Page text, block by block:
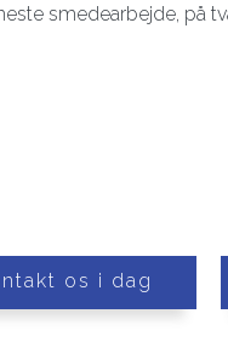
smedearbejde, på
os i dag